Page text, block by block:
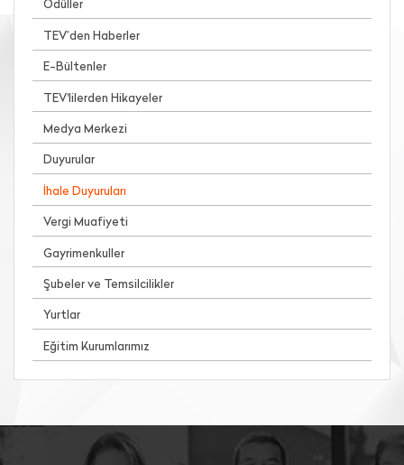
Ödüller
TEV’den Haberler
E-Bültenler
TEV'lilerden Hikayeler
Medya Merkezi
Duyurular
İhale Duyuruları
Vergi Muafiyeti
Gayrimenkuller
Şubeler ve Temsilcilikler
Yurtlar
Eğitim Kurumlarımız